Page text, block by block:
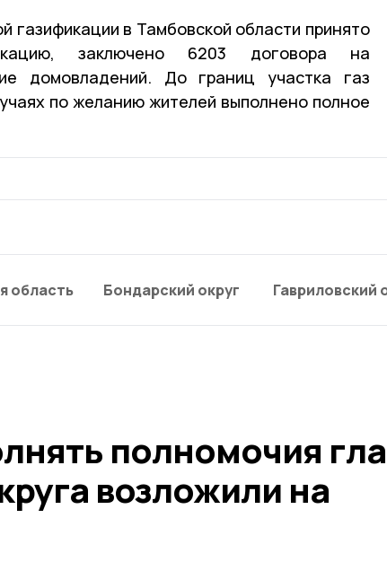
газификации в Тамбовской области принято
заключено 6203 договора на
домовладений. До границ участка газ
по желанию жителей выполнено полное
область Бондарский округ Гавриловский
полномочия
возложили на